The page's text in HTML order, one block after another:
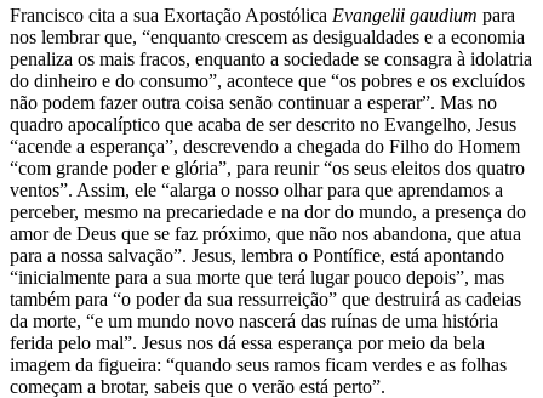
Francisco cita a sua Exortação Apostólica Evangelii gaudium para
nos lembrar que, “enquanto crescem as desigualdades e a economia
penaliza os mais fracos, enquanto a sociedade se consagra à idolatria
do dinheiro e do consumo”, acontece que “os pobres e os excluídos
não podem fazer outra coisa senão continuar a esperar”. Mas no
quadro apocalíptico que acaba de ser descrito no Evangelho, Jesus
“acende a esperança”, descrevendo a chegada do Filho do Homem
“com grande poder e glória”, para reunir “os seus eleitos dos quatro
ventos”. Assim, ele “alarga o nosso olhar para que aprendamos a
perceber, mesmo na precariedade e na dor do mundo, a presença do
amor de Deus que se faz próximo, que não nos abandona, que atua
para a nossa salvação”. Jesus, lembra o Pontífice, está apontando
“inicialmente para a sua morte que terá lugar pouco depois”, mas
também para “o poder da sua ressurreição” que destruirá as cadeias
da morte, “e um mundo novo nascerá das ruínas de uma história
ferida pelo mal”. Jesus nos dá essa esperança por meio da bela
imagem da figueira: “quando seus ramos ficam verdes e as folhas
começam a brotar, sabeis que o verão está perto”.